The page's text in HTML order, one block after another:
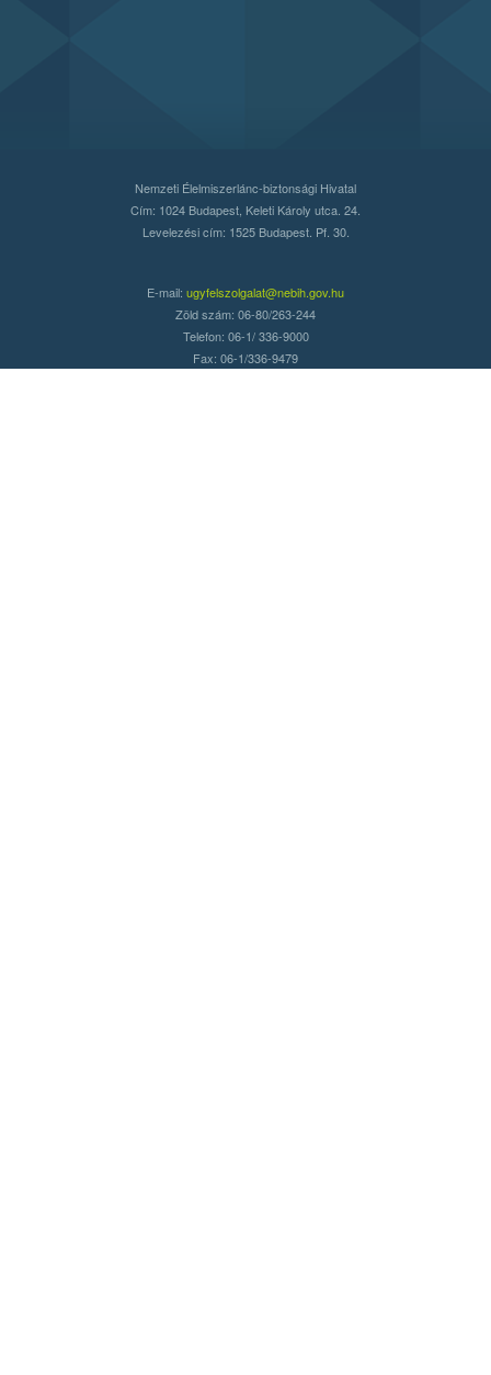
Nemzeti Élelmiszerlánc-biztonsági Hivatal
Cím: 1024 Budapest, Keleti Károly utca. 24.
Levelezési cím: 1525 Budapest. Pf. 30.
E-mail: ugyfelszolgalat@nebih.gov.hu
Zöld szám: 06-80/263-244
Telefon: 06-1/ 336-9000
Fax: 06-1/336-9479